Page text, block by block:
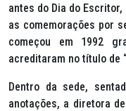
antes do Dia do
as comemorações por
começou em 1992
acreditaram no título de
Dentro da sede,
anotações, a diretora